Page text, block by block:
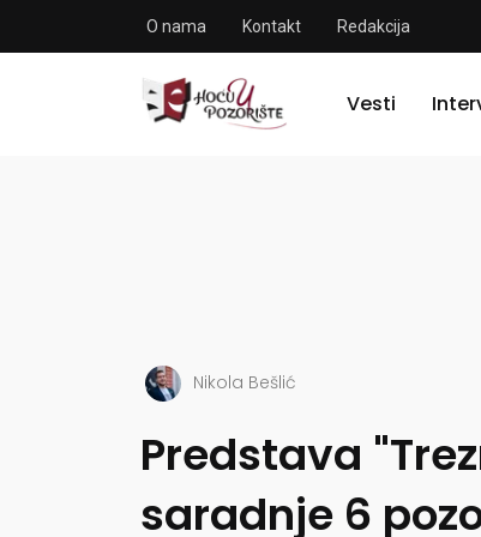
O nama Kontakt Redakcija
Vesti
Nikola Bešlić
Predstava
saradnje 6